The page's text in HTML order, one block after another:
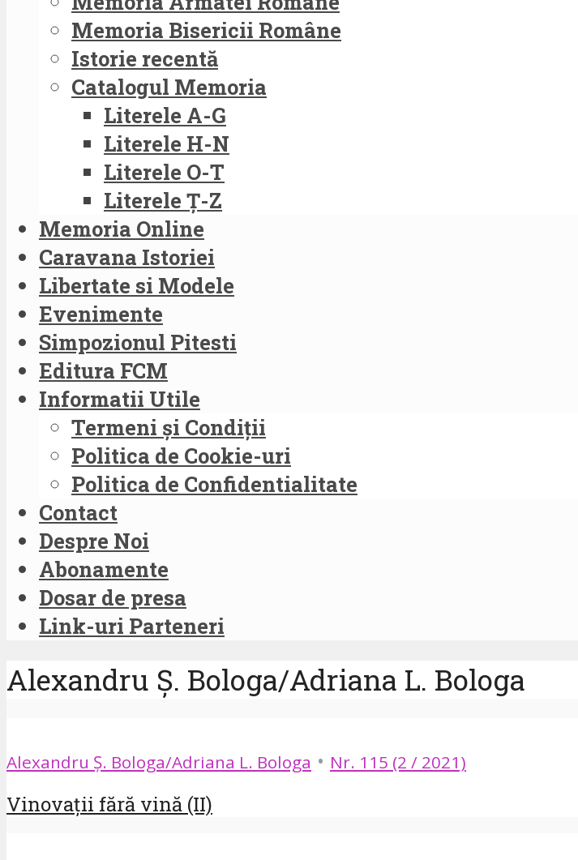
Memoria Bisericii Române
Istorie recentă
Catalogul Memoria
Literele A-G
Literele H-N
Literele O-T
Literele Ț-Z
Memoria Online
Caravana Istoriei
Libertate si Modele
Evenimente
Simpozionul Pitesti
Editura FCM
Informatii Utile
Termeni și Condiții
Politica de Cookie-uri
Politica de Confidentialitate
Contact
Despre Noi
Abonamente
Dosar de presa
Link-uri Parteneri
Alexandru Ș. Bologa/Adriana L. Bologa
Alexandru Ș. Bologa/Adriana L. Bologa • Nr. 115 (2 / 2021)
Vinovații fără vină (II)